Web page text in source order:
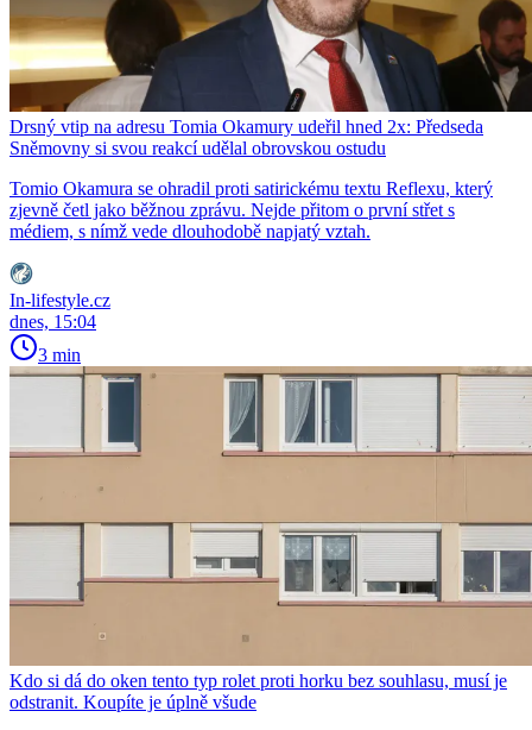
Drsný vtip na adresu Tomia Okamury udeřil hned 2x: Předseda
Sněmovny si svou reakcí udělal obrovskou ostudu
Tomio Okamura se ohradil proti satirickému textu Reflexu, který
zjevně četl jako běžnou zprávu. Nejde přitom o první střet s
médiem, s nímž vede dlouhodobě napjatý vztah.
In-lifestyle.cz
dnes, 15:04
3 min
Kdo si dá do oken tento typ rolet proti horku bez souhlasu, musí je
odstranit. Koupíte je úplně všude